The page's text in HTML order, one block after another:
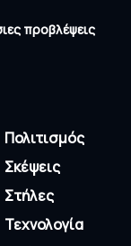
προβλέψεις
Πολιτισμός
Σκέψεις
Στήλες
Τεχνολογία